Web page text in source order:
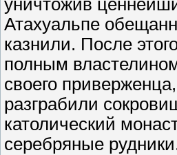
уничтожив
Атахуальпе
казнили. После
полным
своего
разграбили
католический
серебряные